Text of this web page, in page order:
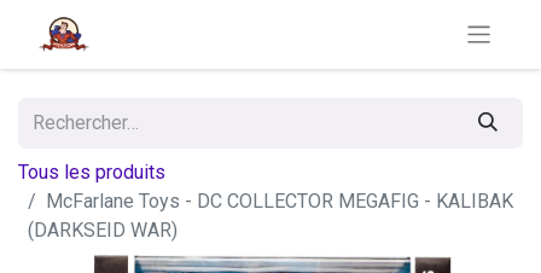
Tous les produits
McFarlane Toys - DC COLLECTOR MEGAFIG - KALIBAK
(DARKSEID WAR)